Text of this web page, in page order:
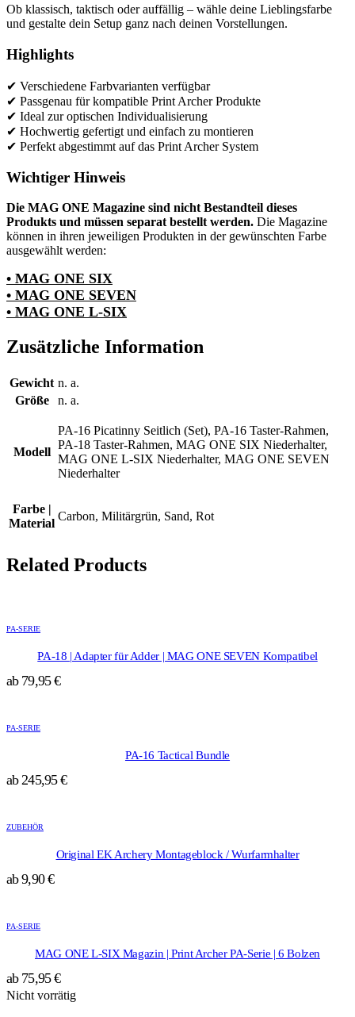
Ob klassisch, taktisch oder auffällig – wähle deine Lieblingsfarbe
und gestalte dein Setup ganz nach deinen Vorstellungen.
Highlights
✔ Verschiedene Farbvarianten verfügbar
✔ Passgenau für kompatible Print Archer Produkte
✔ Ideal zur optischen Individualisierung
✔ Hochwertig gefertigt und einfach zu montieren
✔ Perfekt abgestimmt auf das Print Archer System
Wichtiger Hinweis
Die MAG ONE Magazine sind nicht Bestandteil dieses
Produkts und müssen separat bestellt werden. Die Magazine
können in ihren jeweiligen Produkten in der gewünschten Farbe
ausgewählt werden:
• MAG ONE SIX
• MAG ONE SEVEN
• MAG ONE L-SIX
Zusätzliche Information
Gewicht n. a.
Größe
n. a.
Modell
PA-16 Picatinny Seitlich (Set), PA-16 Taster-Rahmen,
PA-18 Taster-Rahmen, MAG ONE SIX Niederhalter,
MAG ONE L-SIX Niederhalter, MAG ONE SEVEN
Niederhalter
Farbe |
Material
Carbon, Militärgrün, Sand, Rot
Related Products
Produkt
mehrere
auf.
können
gewählt
PA-SERIE
PA-18 | Adapter für Adder | MAG ONE SEVEN Kompatibel
ab 79,95€
Produkt
auf.
können
gewählt
PA-SERIE
PA-16 Tactical Bundle
ab 245,95€
Produkt
auf.
können
gewählt
werden
ZUBEHÖR
Original EK Archery Montageblock / Wurfarmhalter
ab9,90€
Produkt
mehrere
auf.
Die
PA-SERIE
MAG ONE L-SIX Magazin | Print Archer PA-Serie | 6 Bolzen
ab 75,95€
Nicht vorrätig